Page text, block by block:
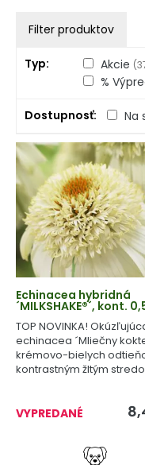
Filter produktov
Typ Akcie
%
Dostupnosť Na
Echinacea hybridná
´MILKSHAKE®´, kont.
TOP NOVINKA!
echinacea ´Mliečny
krémovo-bielych
kontrastným žltým
VYPREDANÉ